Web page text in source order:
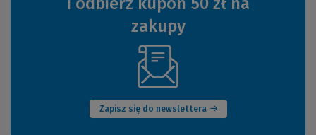
zakupy
Zapisz się do newslettera
(Nowe
okno)